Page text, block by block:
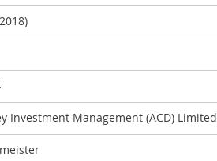
Investment Management (ACD) Limited